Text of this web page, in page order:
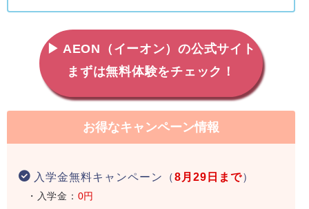
▶ AEON（イーオン）の公式サイト
まずは無料体験をチェック！
お得なキャンペーン情報
入学金無料キャンペーン（8月29日まで）
・入学金： 0円